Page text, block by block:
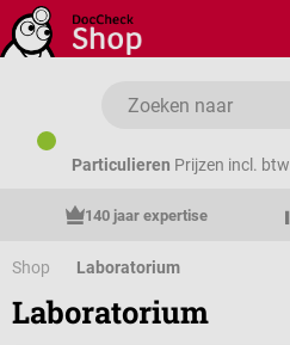
Ga naar de hoofdinhoud
Particulieren Prijzen incl. btw
140 jaar expertise
Shop Laboratorium
Laboratorium